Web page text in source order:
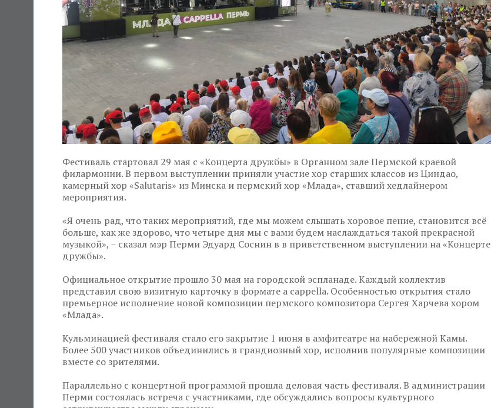
Фестиваль стартовал 29 мая с «Концерта дружбы» в Органном зале Пермской краевой
филармонии. В первом выступлении приняли участие хор старших классов из Циндао,
камерный хор «Salutaris» из Минска и пермский хор «Млада», ставший хедлайнером
мероприятия.
«Я очень рад, что таких мероприятий, где мы можем слышать хоровое пение, становится всё
больше, как же здорово, что четыре дня мы с вами будем наслаждаться такой прекрасной
музыкой», – сказал мэр Перми Эдуард Соснин в в приветственном выступлении на «Концерте
дружбы».
Официальное открытие прошло 30 мая на городской эспланаде. Каждый коллектив
представил свою визитную карточку в формате a cappella. Особенностью открытия стало
премьерное исполнение новой композиции пермского композитора Сергея Харчева хором
«Млада».
Кульминацией фестиваля стало его закрытие 1 июня в амфитеатре на набережной Камы.
Более 500 участников объединились в грандиозный хор, исполнив популярные композиции
вместе со зрителями.
Параллельно с концертной программой прошла деловая часть фестиваля. В администрации
Перми состоялась встреча с участниками, где обсуждались вопросы культурного